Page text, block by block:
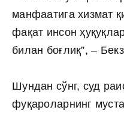
манфаатига хизмат
фақат инсон
билан боғлиқ”, –
Шундан сўнг, суд
фуқароларнинг